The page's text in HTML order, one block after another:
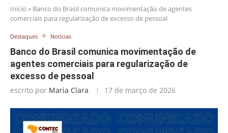
Início » Banco do Brasil comunica movimentação de agentes
comerciais para regularização de excesso de pessoal
Destaques Notícias
Banco do Brasil comunica movimentação de
agentes comerciais para regularização de
excesso de pessoal
escrito por Maria Clara 17 de março de 2026